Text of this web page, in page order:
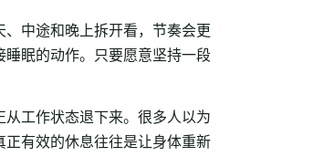
中途和晚上拆开看，节奏会更
眠的动作。只要愿意坚持一段
工作状态退下来。很多人以为
有效的休息往往是让身体重新